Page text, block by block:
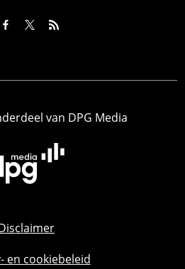
van DPG Media
en cookiebeleid